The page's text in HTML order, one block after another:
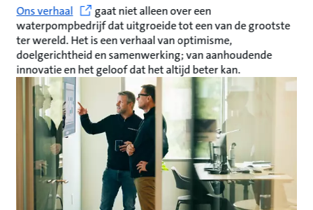
Ons verhaal
gaat niet alleen over een
waterpompbedrijf dat uitgroeide tot een van de grootste
ter wereld. Het is een verhaal van optimisme,
doelgerichtheid en samenwerking; van aanhoudende
innovatie en het geloof dat het altijd beter kan.